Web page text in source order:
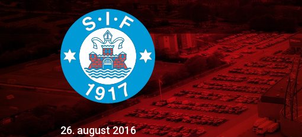
26. august 2016